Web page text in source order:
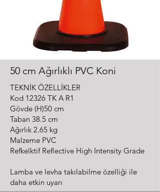
50 cm Ağırlıklı PVC Koni
TEKNİK ÖZELLİKLER
Kod 12326 TK A R1
Gövde (H)50 cm
Taban 38.5 cm
Ağırlık 2.65 kg
Malzeme PVC
Refkelktif Reflective High Intensity Grade
Lamba ve levha takılabilme özelliği ile
daha etkin uyarı